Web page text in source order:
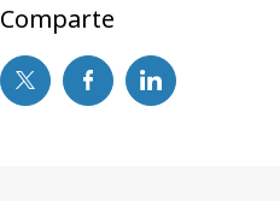
Comparte